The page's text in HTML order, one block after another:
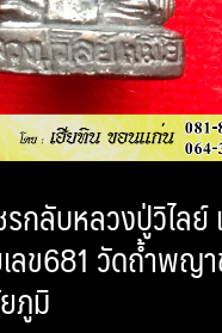
กลับหลวงปู่วิไลย์
ลข681 วัดถ้ำพญ
ภูมิ